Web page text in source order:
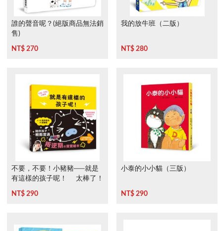
誰的聲音呢？(絕版商品無法銷
售)
NT$ 270
我的放牛班（二版）
NT$ 280
不要，不要！小豬豬──就是
有這樣的孩子呢！ 太棒了！
小豬豬
NT$ 290
小泰的小小貓（三版）
NT$ 290